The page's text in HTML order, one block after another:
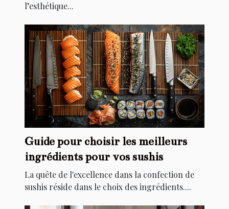
l’esthétique...
Guide pour choisir les meilleurs
ingrédients pour vos sushis
La quête de l'excellence dans la confection de
sushis réside dans le choix des ingrédients....